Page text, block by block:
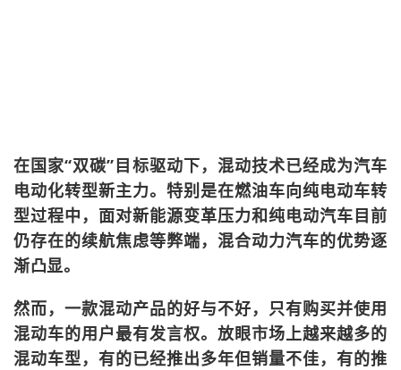
在国家“双碳”目标驱动下，混动技术已经成为汽车
电动化转型新主力。特别是在燃油车向纯电动车转
型过程中，面对新能源变革压力和纯电动汽车目前
仍存在的续航焦虑等弊端，混合动力汽车的优势逐
渐凸显。
然而，一款混动产品的好与不好，只有购买并使用
混动车的用户最有发言权。放眼市场上越来越多的
混动车型，有的已经推出多年但销量不佳，有的推